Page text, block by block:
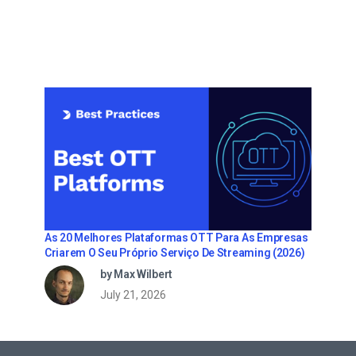
As 20 Melhores Plataformas OTT Para As Empresas
Criarem O Seu Próprio Serviço De Streaming (2026)
by Max Wilbert
July 21, 2026